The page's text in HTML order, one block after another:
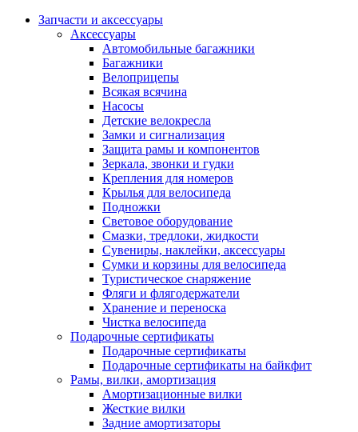
Запчасти и аксессуары
Аксессуары
Автомобильные багажники
Багажники
Велоприцепы
Всякая всячина
Насосы
Детские велокресла
Замки и сигнализация
Защита рамы и компонентов
Зеркала, звонки и гудки
Крепления для номеров
Крылья для велосипеда
Подножки
Световое оборудование
Смазки, тредлоки, жидкости
Сувениры, наклейки, аксессуары
Сумки и корзины для велосипеда
Туристическое снаряжение
Фляги и флягодержатели
Хранение и переноска
Чистка велосипеда
Подарочные сертификаты
Подарочные сертификаты
Подарочные сертификаты на байкфит
Рамы, вилки, амортизация
Амортизационные вилки
Жесткие вилки
Задние амортизаторы